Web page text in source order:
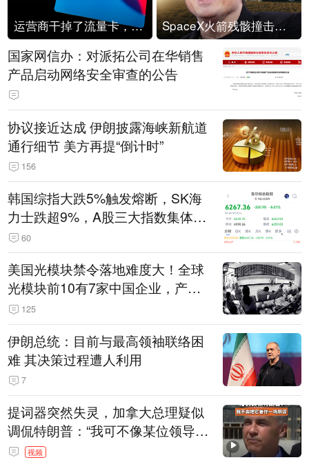
运营商干掉了流量卡，他们真的玩不起了 SpaceX火箭残骸撞击月球
国家网信办：对派拓公司在华销售
产品启动网络安全审查的公告
协议接近达成 伊朗披露海峡新航道
通行细节 美方再提“倒计时”
156
韩国综指大跌5%触发熔断，SK海
力士跌超9%，A股三大指数集体低
开 60
美国光模块禁令落地难度大！全球
光模块前10有7家中国企业，产业
界人士：想“脱钩”并不容易
125
伊朗总统：目前与最高领袖联络困
难 其决策过程遭人利用
7
提词器突然失灵，加拿大总理疑似
调侃特朗普：“我可不像某位领导
人，把这当成一场阴谋”，全场哄笑
视频